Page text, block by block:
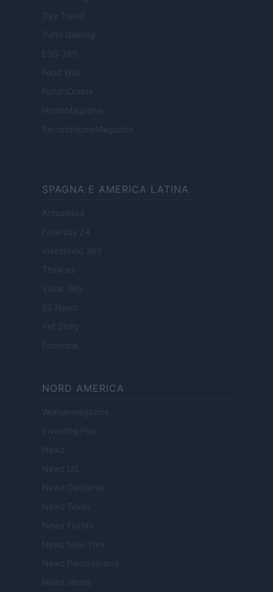
Day Travel
Tutto Gaming
ESG 365
Food Wiki
FuturoDonna
HomeMagazine
SecondHomeMagazine
SPAGNA E AMERICA LATINA
Actualidad
Finanzas 24
Investindo 365
Think.es
Viajar 365
ES Newz
Pet Story
Encocina
NORD AMERICA
Womanmagazine
Investing Plus
Newz
Newz US
Newz California
Newz Texas
Newz Florida
Newz New York
Newz Pennsylvania
Newz Illinois